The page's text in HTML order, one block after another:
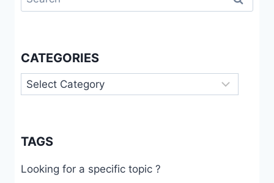
for:
CATEGORIES
Categories
TAGS
Looking for a specific topic ?